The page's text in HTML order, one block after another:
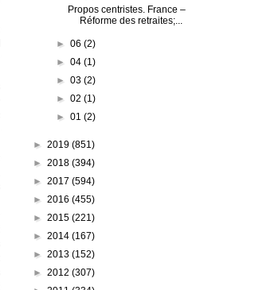
Propos centristes. France –
Réforme des retraites;...
► 06 (2)
► 04 (1)
► 03 (2)
► 02 (1)
► 01 (2)
► 2019 (851)
► 2018 (394)
► 2017 (594)
► 2016 (455)
► 2015 (221)
► 2014 (167)
► 2013 (152)
► 2012 (307)